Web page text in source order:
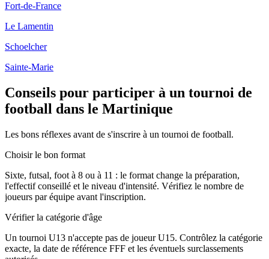
Fort-de-France
Le Lamentin
Schoelcher
Sainte-Marie
Conseils pour participer à un tournoi de
football dans le Martinique
Les bons réflexes avant de s'inscrire à un tournoi de football.
Choisir le bon format
Sixte, futsal, foot à 8 ou à 11 : le format change la préparation,
l'effectif conseillé et le niveau d'intensité. Vérifiez le nombre de
joueurs par équipe avant l'inscription.
Vérifier la catégorie d'âge
Un tournoi U13 n'accepte pas de joueur U15. Contrôlez la catégorie
exacte, la date de référence FFF et les éventuels surclassements